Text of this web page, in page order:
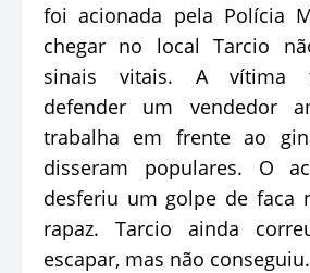
foi acionada pela Polícia
chegar no local Tarcio
sinais vitais. A vítima
defender um vendedor
trabalha em frente ao
disseram populares. O
desferiu um golpe de faca
rapaz. Tarcio ainda
escapar, mas não conseguiu.